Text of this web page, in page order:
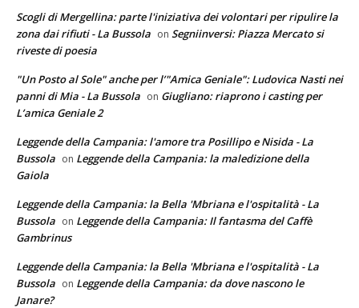
Scogli di Mergellina: parte l'iniziativa dei volontari per ripulire la
zona dai rifiuti - La Bussola on Segniinversi: Piazza Mercato si
riveste di poesia
"Un Posto al Sole" anche per l’"Amica Geniale": Ludovica Nasti nei
panni di Mia - La Bussola on Giugliano: riaprono i casting per
L’amica Geniale 2
Leggende della Campania: l'amore tra Posillipo e Nisida - La
Bussola on Leggende della Campania: la maledizione della
Gaiola
Leggende della Campania: la Bella 'Mbriana e l'ospitalità - La
Bussola on Leggende della Campania: Il fantasma del Caffè
Gambrinus
Leggende della Campania: la Bella 'Mbriana e l'ospitalità - La
Bussola on Leggende della Campania: da dove nascono le
Janare?